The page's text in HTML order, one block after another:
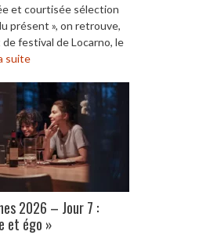
et courtisée sélection
présent », on retrouve,
festival de Locarno, le
suite
2026 – Jour 7 :
et égo »